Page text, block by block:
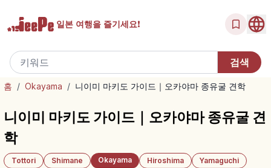
일본 여행을 즐기세요!
홈 / Okayama / 니이미 마키도 가이드｜오카야마 종유굴 견학
니이미 마키도 가이드｜오카야마 종유굴 견
학
Tottori Shimane Okayama Hiroshima Yamaguchi